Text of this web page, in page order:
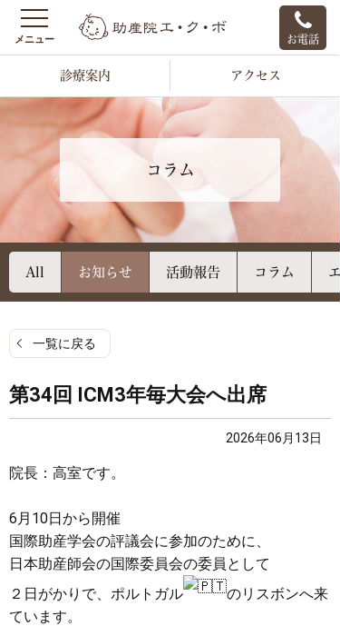
お電話
診療案内 アクセス
コラム
All お知らせ 活動報告 コラム
一覧に戻る
第34回 ICM3年毎大会へ出席
2026年06月13日
院長：高室です。
6月10日から開催
国際助産学会の評議会に参加のために、
日本助産師会の国際委員会の委員として
２日がかりで、ポルトガル
のリスボンへ来
ています。